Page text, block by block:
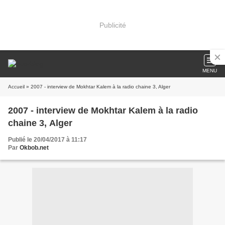
Publicité
MENU
Accueil » 2007 - interview de Mokhtar Kalem à la radio chaine 3, Alger
2007 - interview de Mokhtar Kalem à la radio
chaine 3, Alger
Publié le 20/04/2017 à 11:17
Par Okbob.net